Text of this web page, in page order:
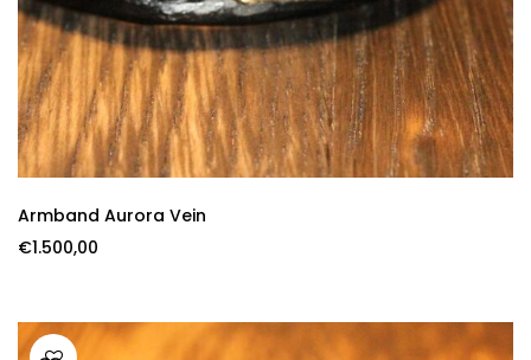
Armband Aurora Vein
€1.500,00